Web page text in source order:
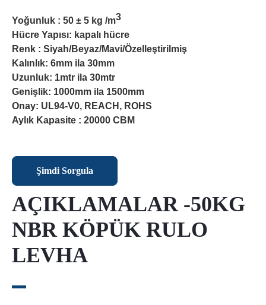
Yoğunluk : 50 ± 5 kg /m3
Hücre Yapısı: kapalı hücre
Renk : Siyah/Beyaz/Mavi/Özelleştirilmiş
Kalınlık: 6mm ila 30mm
Uzunluk: 1mtr ila 30mtr
Genişlik: 1000mm ila 1500mm
Onay: UL94-V0, REACH, ROHS
Aylık Kapasite : 20000 CBM
Şimdi Sorgula
AÇIKLAMALAR -50KG
NBR KÖPÜK RULO
LEVHA